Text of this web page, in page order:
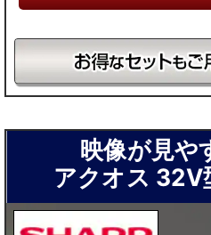
映像が見や
アクオス 32V